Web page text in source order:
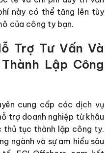
này có thể tăng lên tùy
của công ty bạn.
Trợ Tư Vấn Và
Lập Công
cung cấp các dịch vụ
trợ doanh nghiệp từ khâu
tục thành lập công ty.
ngành và sự am hiểu sâu